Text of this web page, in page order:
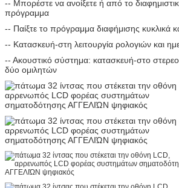
-- Μπορέστε να ανοίξετε ή από το
πρόγραμμα
-- Παίξτε το πρόγραμμα διαφήμισης κυκλικά
-- Κατασκευή-στη λειτουργία ρολογιών και
-- Ακουστικό σύστημα: κατασκευή-στο
δύο ομιλητών